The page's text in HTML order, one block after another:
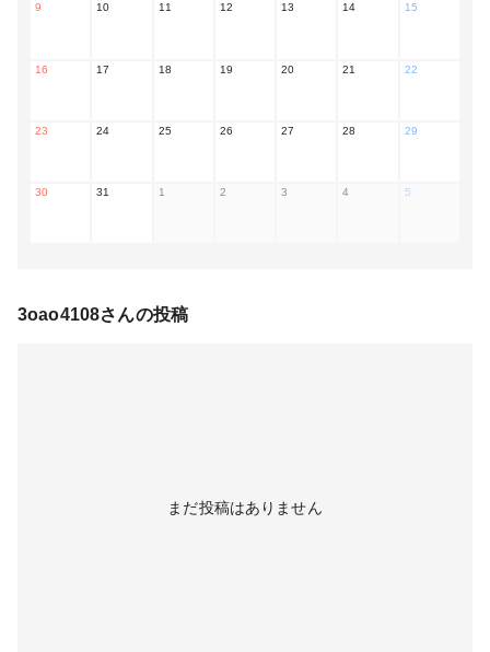
9 10 11 12 13 14 15
16 17 18 19 20 21 22
23 24 25 26 27 28 29
30 31 1 2 3 4 5
3oao4108さんの投稿
まだ投稿はありません